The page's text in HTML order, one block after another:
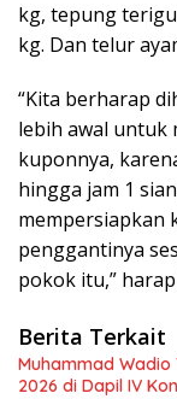
kg, tepung terigu
kg. Dan telur
“Kita berharap
lebih awal untuk
kuponnya,
hingga jam 1
mempersiapkan
penggantinya
pokok itu,” harap
Berita Terkait
Muhammad Wadio
2026 di Dapil IV